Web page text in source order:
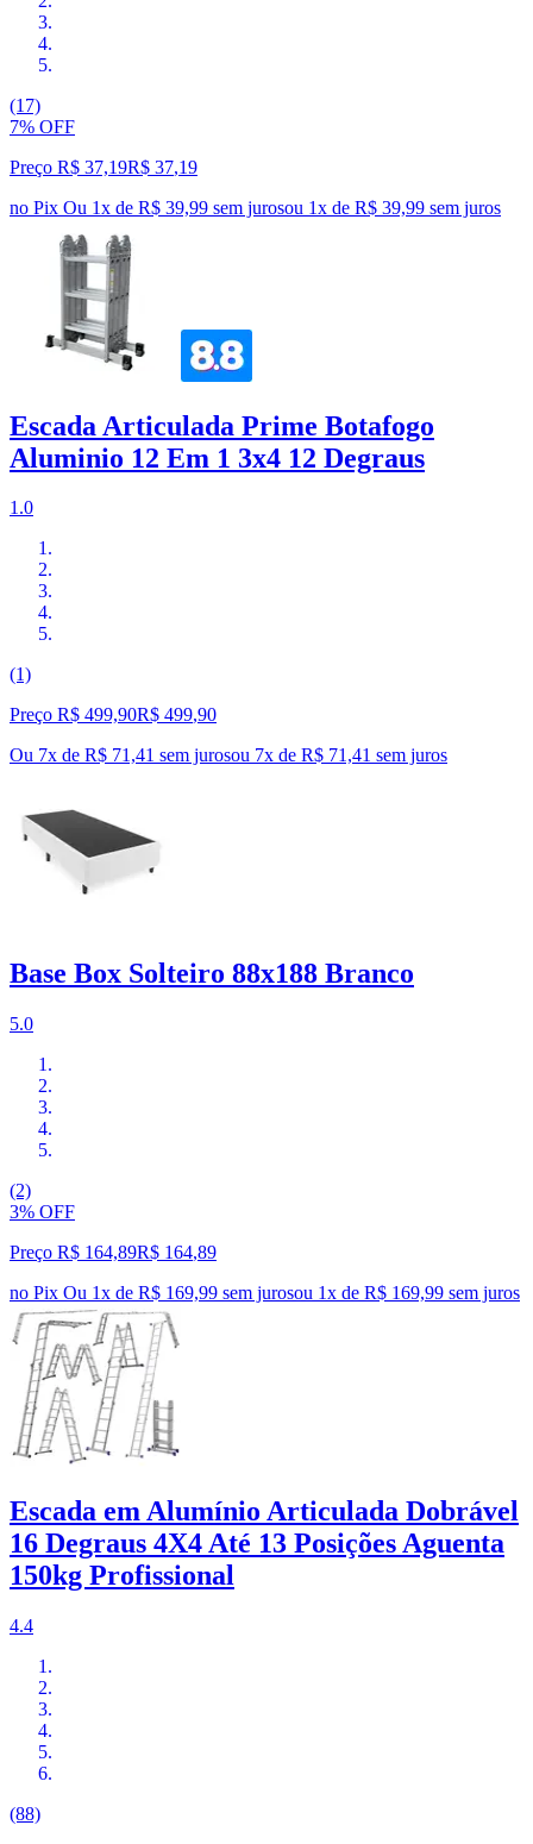
(17)
7% OFF
Preço R$ 37,19R$ 37,19
no Pix Ou 1x de R$ 39,99 sem jurosou 1x de R$ 39,99 sem juros
Escada Articulada Prime Botafogo
Aluminio 12 Em 1 3x4 12 Degraus
1.0
(1)
Preço R$ 499,90R$ 499,90
Ou 7x de R$ 71,41 sem jurosou 7x de R$ 71,41 sem juros
Base Box Solteiro 88x188 Branco
5.0
(2)
3% OFF
Preço R$ 164,89R$ 164,89
no Pix Ou 1x de R$ 169,99 sem jurosou 1x de R$ 169,99 sem juros
Escada em Alumínio Articulada Dobrável
16 Degraus 4X4 Até 13 Posições Aguenta
150kg Profissional
4.4
(88)